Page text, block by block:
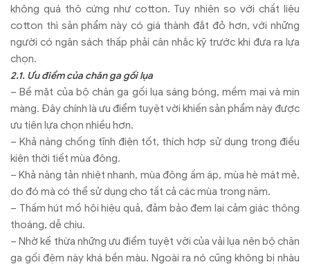
không quá thô cứng như cotton. Tuy nhiên so với chất liệu
cotton thì sản phẩm này có giá thành đắt đỏ hơn, với những
người có ngân sách thấp phải cân nhắc kỹ trước khi đưa ra lựa
chọn.
2.1. Ưu điểm của chăn ga gối lụa
– Bề mặt của bộ chăn ga gối lụa sáng bóng, mềm mại và mịn
màng. Đây chính là ưu điểm tuyệt vời khiến sản phẩm này được
ưu tiên lựa chọn nhiều hơn.
– Khả năng chống tĩnh điện tốt, thích hợp sử dụng trong điều
kiện thời tiết mùa đông.
– Khả năng tản nhiệt nhanh, mùa đông ấm áp, mùa hè mát mẻ,
do đó mà có thể sử dụng cho tất cả các mùa trong năm.
– Thấm hút mồ hôi hiệu quả, đảm bảo đem lại cảm giác thông
thoáng, dễ chịu.
– Nhờ kế thừa những ưu điểm tuyệt vời của vải lụa nên bộ chăn
ga gối đệm này khá bền màu. Ngoài ra nó cũng không bị nhàu